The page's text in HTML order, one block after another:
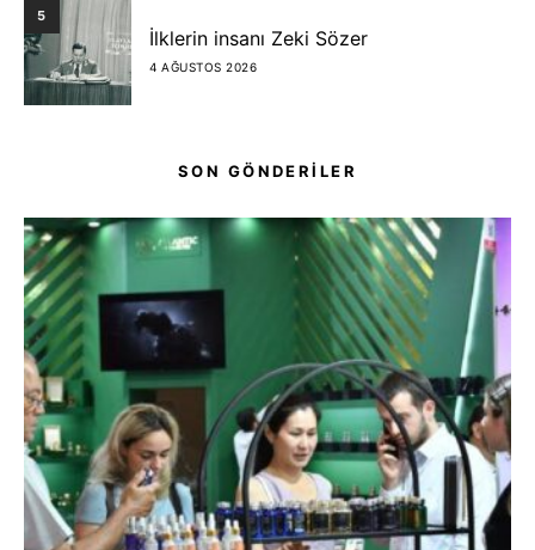
5
İlklerin insanı Zeki Sözer
4 AĞUSTOS 2026
SON GÖNDERİLER